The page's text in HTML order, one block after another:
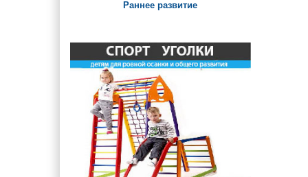
Раннее развитие